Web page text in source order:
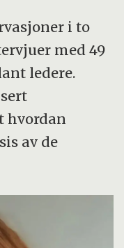
i to
med 49
ledere.
hvordan
av de